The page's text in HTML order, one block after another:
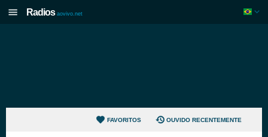
Radios aovivo.net
FAVORITOS OUVIDO RECENTEMENTE